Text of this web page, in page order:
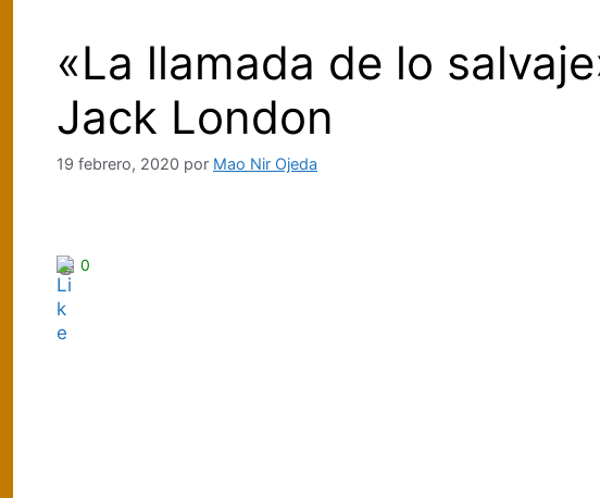
«La llamada de lo
Jack London
19 febrero, 2020 por Mao Nir Ojeda
0